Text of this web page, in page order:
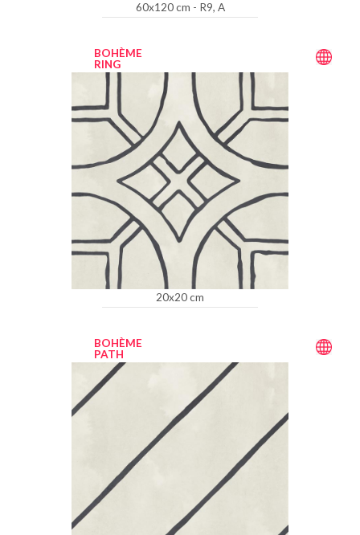
60x120 cm - R9, A
BOHÈME
RING
20x20 cm
BOHÈME
PATH